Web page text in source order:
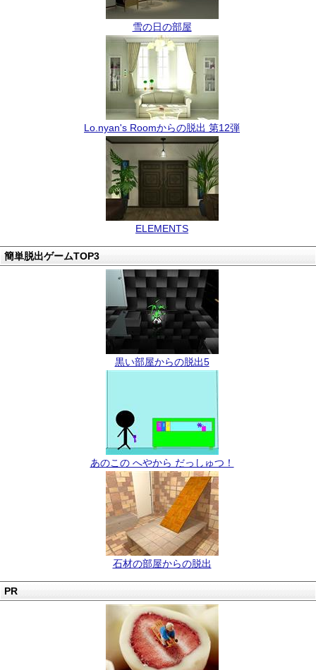
雪の日の部屋
Lo.nyan's Roomからの脱出 第12弾
ELEMENTS
簡単脱出ゲームTOP3
黒い部屋からの脱出5
あのこの へやから だっしゅつ！
石材の部屋からの脱出
PR